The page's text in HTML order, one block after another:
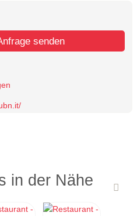
senden
in der Nähe